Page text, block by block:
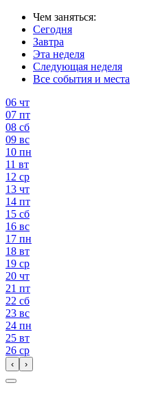
Чем заняться:
Сегодня
Завтра
Эта неделя
Следующая неделя
Все события и места
06 чт
07 пт
08 сб
09 вс
10 пн
11 вт
12 ср
13 чт
14 пт
15 сб
16 вс
17 пн
18 вт
19 ср
20 чт
21 пт
22 сб
23 вс
24 пн
25 вт
26 ср
‹ ›